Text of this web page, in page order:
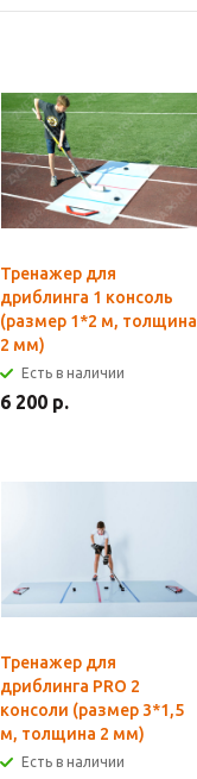
Тренажер для
дриблинга 1 консоль
(размер 1*2 м, толщина
2 мм)
Есть в наличии
6 200 р.
Тренажер для
дриблинга PRO 2
консоли (размер 3*1,5
м, толщина 2 мм)
Есть в наличии